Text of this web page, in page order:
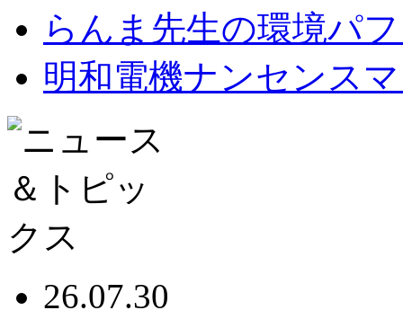
らんま先生の環境パ
明和電機ナンセンス
26.07.30